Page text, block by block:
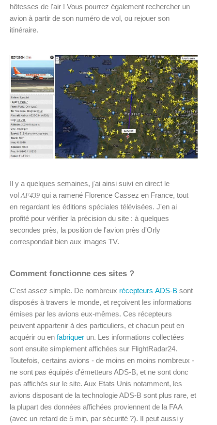
hôtesses de l'air ! Vous pourrez également rechercher un
avion à partir de son numéro de vol, ou rejouer son
itinéraire.
Il y a quelques semaines, j'ai ainsi suivi en direct le
vol AF439 qui a ramené Florence Cassez en France, tout
en regardant les éditions spéciales télévisées. J'en ai
profité pour vérifier la précision du site : à quelques
secondes près, la position de l'avion près d'Orly
correspondait bien aux images TV.
Comment fonctionne ces sites ?
C'est assez simple. De nombreux récepteurs ADS-B sont
disposés à travers le monde, et reçoivent les informations
émises par les avions eux-mêmes. Ces récepteurs
peuvent appartenir à des particuliers, et chacun peut en
acquérir ou en fabriquer un. Les informations collectées
sont ensuite simplement affichées sur FlightRadar24.
Toutefois, certains avions - de moins en moins nombreux -
ne sont pas équipés d'émetteurs ADS-B, et ne sont donc
pas affichés sur le site. Aux Etats Unis notamment, les
avions disposant de la technologie ADS-B sont plus rare, et
la plupart des données affichées proviennent de la FAA
(avec un retard de 5 min, par sécurité ?). Il peut aussi y